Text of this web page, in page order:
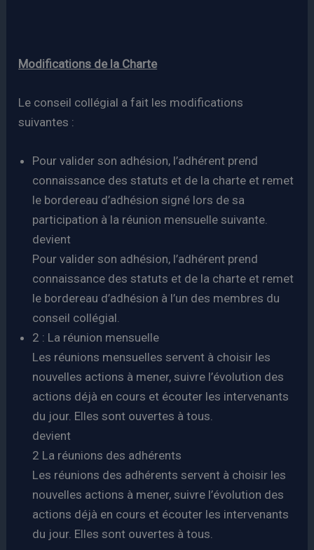
Modifications de la Charte
Le conseil collégial a fait les modifications
suivantes :
Pour valider son adhésion, l’adhérent prend
connaissance des statuts et de la charte et remet
le bordereau d’adhésion signé lors de sa
participation à la réunion mensuelle suivante.
devient
Pour valider son adhésion, l’adhérent prend
connaissance des statuts et de la charte et remet
le bordereau d’adhésion à l’un des membres du
conseil collégial.
2 : La réunion mensuelle
Les réunions mensuelles servent à choisir les
nouvelles actions à mener, suivre l’évolution des
actions déjà en cours et écouter les intervenants
du jour. Elles sont ouvertes à tous.
devient
2 La réunions des adhérents
Les réunions des adhérents servent à choisir les
nouvelles actions à mener, suivre l’évolution des
actions déjà en cours et écouter les intervenants
du jour. Elles sont ouvertes à tous.